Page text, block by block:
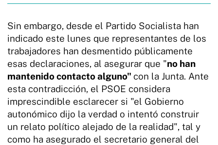
Sin embargo, desde el Partido Socialista han
indicado este lunes que representantes de los
trabajadores han desmentido públicamente
esas declaraciones, al asegurar que "no han
mantenido contacto alguno" con la Junta. Ante
esta contradicción, el PSOE considera
imprescindible esclarecer si "el Gobierno
autonómico dijo la verdad o intentó construir
un relato político alejado de la realidad", tal y
como ha asegurado el secretario general del